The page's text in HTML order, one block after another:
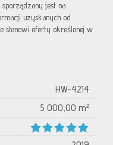
jest na
uzyskanych od
stanowi oferty określonej w
HW-4214
5 000,00 m²